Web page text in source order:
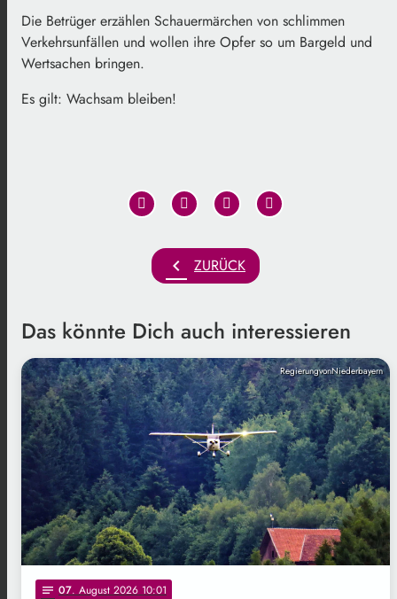
Die Betrüger erzählen Schauermärchen von schlimmen
Verkehrsunfällen und wollen ihre Opfer so um Bargeld und
Wertsachen bringen.
Es gilt: Wachsam bleiben!
chevron_left ZURÜCK
Das könnte Dich auch interessieren
RegierungvonNiederbayern
notes 07. August 2026 10:01